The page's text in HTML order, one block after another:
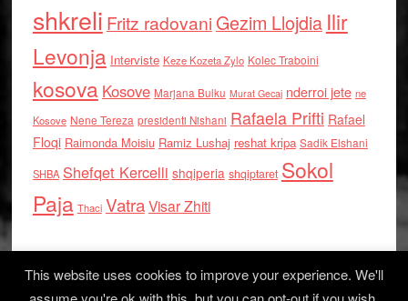
shkreli Fritz radovaniGezim Llojdia Ilir
Levonja Interviste Keze Kozeta Zylo Kolec Traboini
kosova Kosove Marjana Bulku Murat Gecaj nderroi jete ne
Kosove Nene Tereza presidenti Nishani Rafaela Prifti Rafael
Floqi Raimonda Moisiu Ramiz Lushaj reshat kripa Sadik Elshani
SHBA Shefqet Kercelli shqiperia shqiptaret Sokol
Paja Thaci VatraVisar Zhiti
This website uses cookies to improve your experience. We'll